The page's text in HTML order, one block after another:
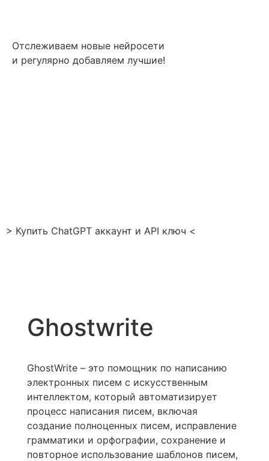
Отслеживаем новые нейросети
и регулярно добавляем лучшие!
> Купить ChatGPT аккаунт и API ключ <
Ghostwrite
GhostWrite – это помощник по написанию
электронных писем с искусственным
интеллектом, который автоматизирует
процесс написания писем, включая
создание полноценных писем, исправление
грамматики и орфографии, сохранение и
повторное использование шаблонов писем,